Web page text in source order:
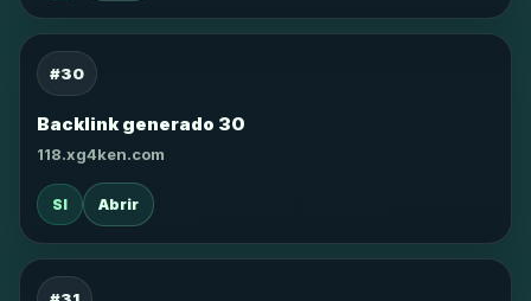
#30
Backlink generado 30
118.xg4ken.com
SI Abrir